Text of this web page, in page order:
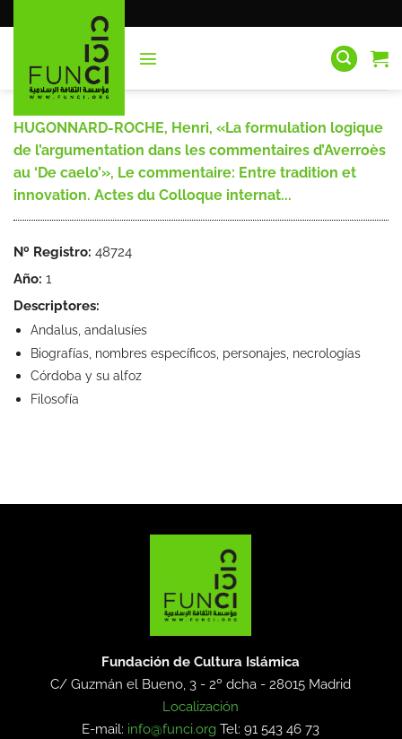
al
HUGONNARD-ROCHE, Henri, «La formulation logique
de l’argumentation dans les commentaires d’Averroès
au ‘De caelo’», Le commentaire: Entre tradition et
innovation. Actes du Colloque internat...
Nº Registro: 48724
Año: 1
Descriptores:
Andalus, andalusíes
Biografías, nombres específicos, personajes, necrologías
Córdoba y su alfoz
Filosofía
Fundación de Cultura Islámica
C/ Guzmán el Bueno, 3 - 2º dcha -28015 Madrid
Localización
E-mail: info@funci.org Tel: 91 543 46 73